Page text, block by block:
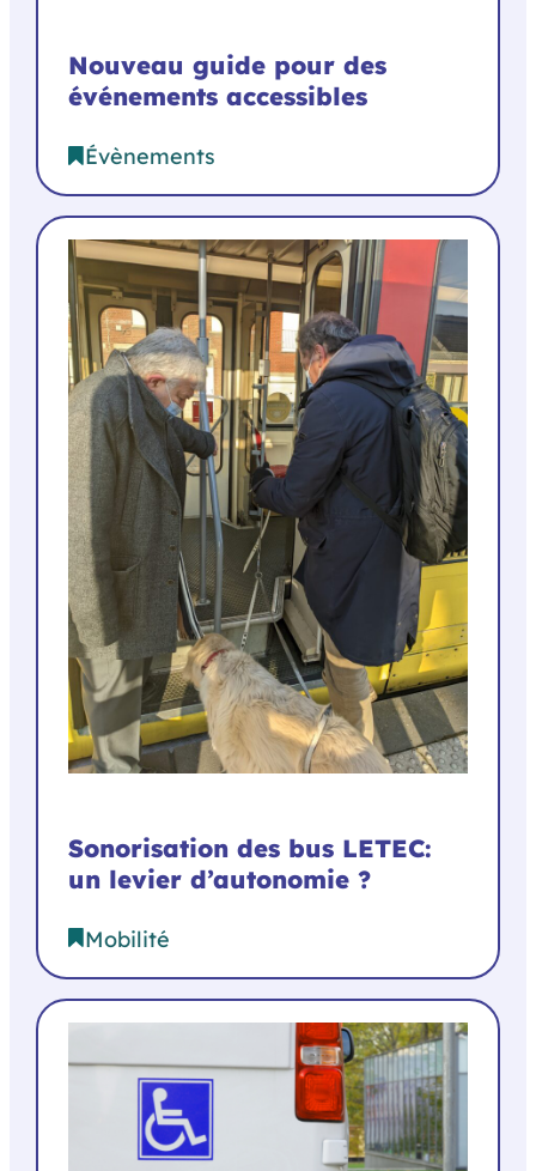
Nouveau guide pour des
événements accessibles
Évènements
Sonorisation des bus LETEC:
un levier d’autonomie ?
Mobilité